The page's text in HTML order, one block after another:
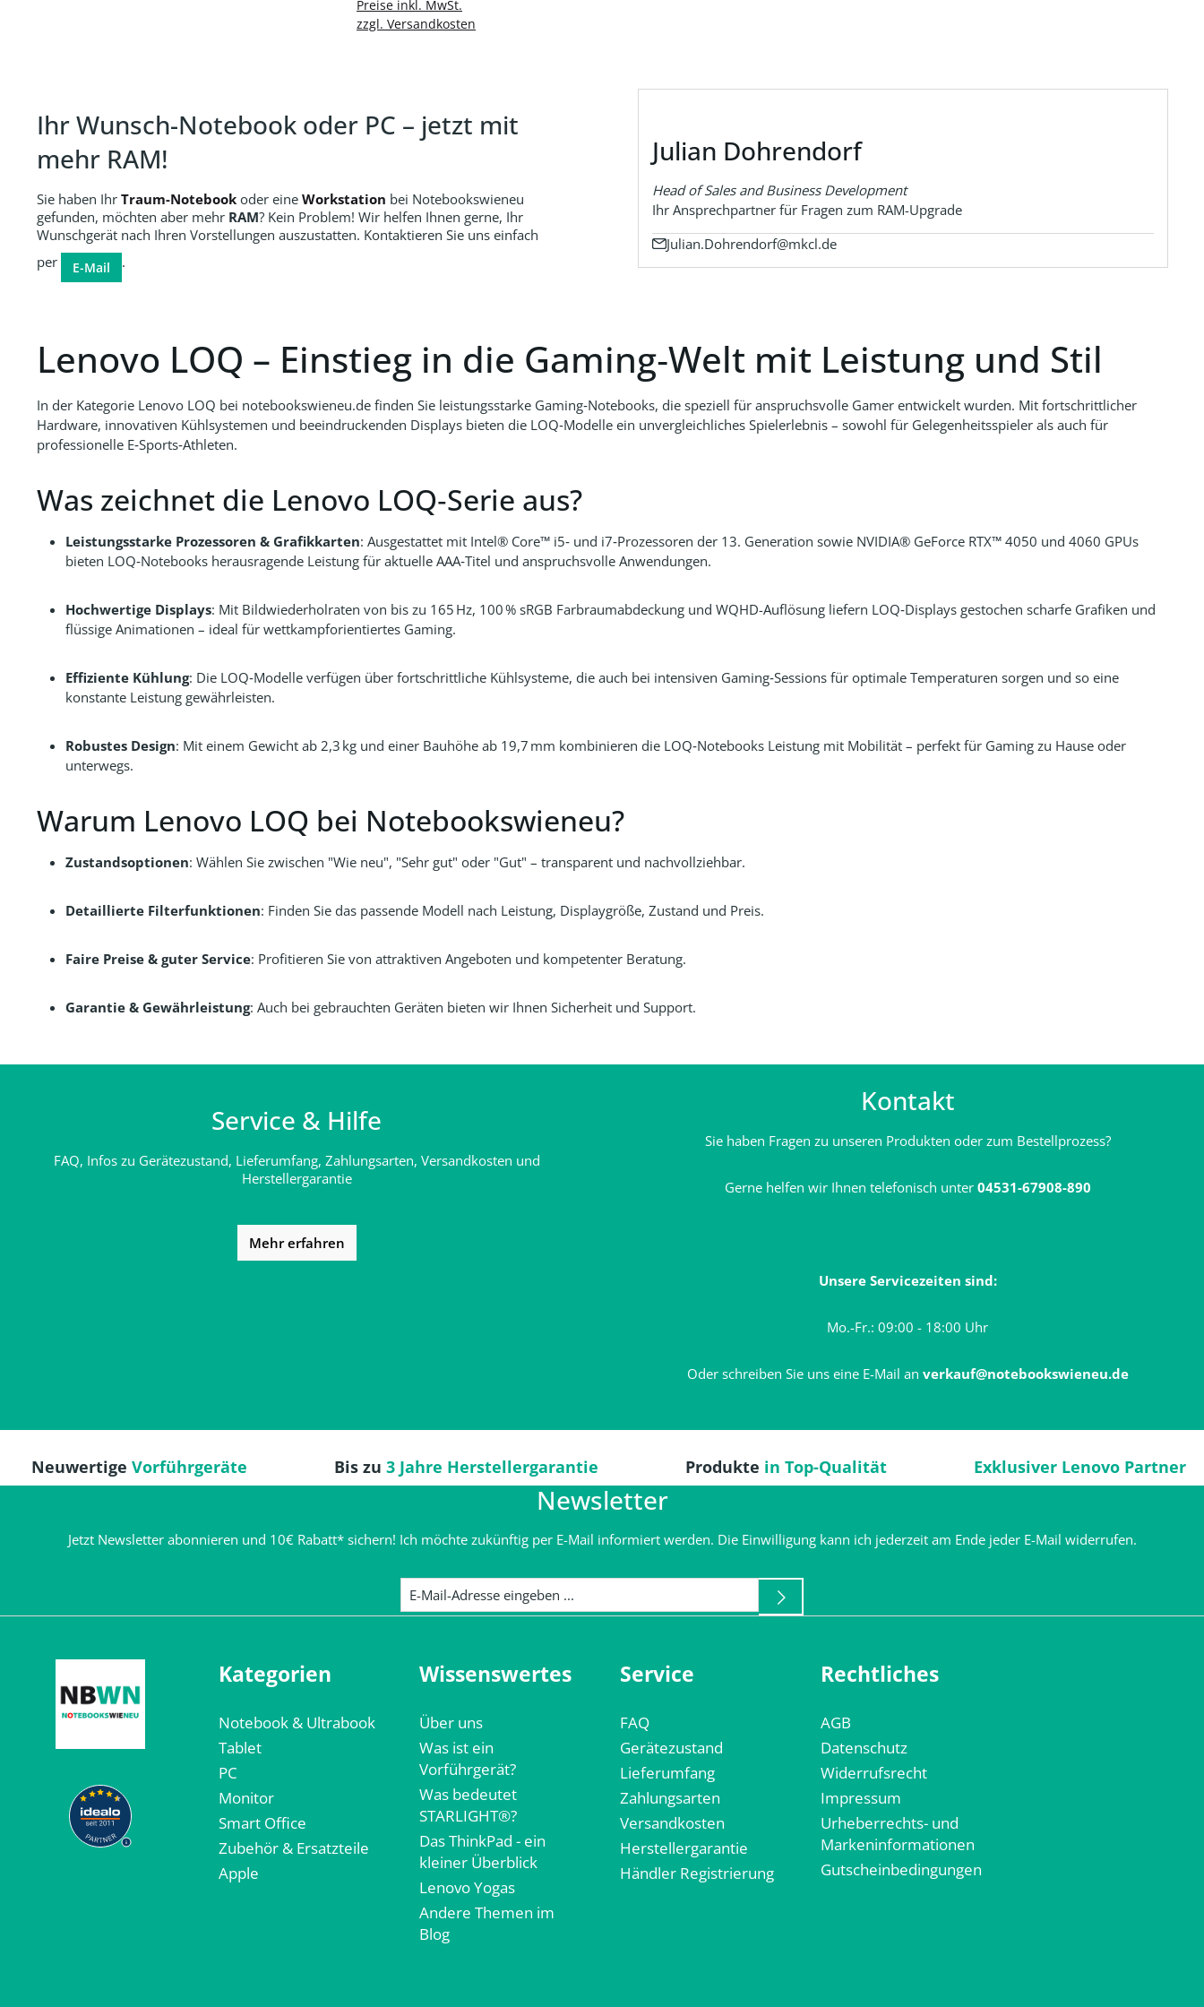
8GB | Webcam |
WLAN:
LED
Hintergrundbeleucht
11 Home 64-BIT
Preise inkl. MwSt.
zzgl. Versandkosten
Ihr Wunsch-Notebook oder PC – jetzt mit
mehr RAM!
Sie haben Ihr Traum-Notebook oder eine Workstation bei Notebookswieneu
gefunden, möchten aber mehr RAM? Kein Problem! Wir helfen Ihnen gerne, Ihr
Wunschgerät nach Ihren Vorstellungen auszustatten. Kontaktieren Sie uns einfach
per
E-Mail .
Julian Dohrendorf
Head of Sales and Business Development
Ihr Ansprechpartner für Fragen zum RAM-Upgrade
Julian.Dohrendorf@mkcl.de
Lenovo LOQ – Einstieg in die Gaming‑Welt mit Leistung und Stil
In der Kategorie Lenovo LOQ bei notebookswieneu.de finden Sie leistungsstarke Gaming‑Notebooks, die speziell für anspruchsvolle Gamer entwickelt wurden. Mit fortschrittlicher
Hardware, innovativen Kühlsystemen und beeindruckenden Displays bieten die LOQ‑Modelle ein unvergleichliches Spielerlebnis – sowohl für Gelegenheitsspieler als auch für
professionelle E‑Sports‑Athleten.
Was zeichnet die Lenovo LOQ‑Serie aus?
Leistungsstarke Prozessoren & Grafikkarten: Ausgestattet mit Intel® Core™ i5‑ und i7‑Prozessoren der 13. Generation sowie NVIDIA® GeForce RTX™ 4050 und 4060 GPUs
bieten LOQ‑Notebooks herausragende Leistung für aktuelle AAA‑Titel und anspruchsvolle Anwendungen.
Hochwertige Displays: Mit Bildwiederholraten von bis zu 165 Hz, 100 % sRGB Farbraumabdeckung und WQHD-Auflösung liefern LOQ‑Displays gestochen scharfe Grafiken und
flüssige Animationen – ideal für wettkampforientiertes Gaming.
Effiziente Kühlung: Die LOQ‑Modelle verfügen über fortschrittliche Kühlsysteme, die auch bei intensiven Gaming‑Sessions für optimale Temperaturen sorgen und so eine
konstante Leistung gewährleisten.
Robustes Design: Mit einem Gewicht ab 2,3 kg und einer Bauhöhe ab 19,7 mm kombinieren die LOQ‑Notebooks Leistung mit Mobilität – perfekt für Gaming zu Hause oder
unterwegs.
Warum Lenovo LOQ bei Notebookswieneu?
Zustandsoptionen: Wählen Sie zwischen "Wie neu", "Sehr gut" oder "Gut" – transparent und nachvollziehbar.
Detaillierte Filterfunktionen: Finden Sie das passende Modell nach Leistung, Displaygröße, Zustand und Preis.
Faire Preise & guter Service: Profitieren Sie von attraktiven Angeboten und kompetenter Beratung.
Garantie & Gewährleistung: Auch bei gebrauchten Geräten bieten wir Ihnen Sicherheit und Support.
Service & Hilfe
FAQ, Infos zu Gerätezustand, Lieferumfang, Zahlungsarten, Versandkosten und
Herstellergarantie
Mehr erfahren
Kontakt
Sie haben Fragen zu unseren Produkten oder zum Bestellprozess?
Gerne helfen wir Ihnen telefonisch unter 04531-67908-890
Unsere Servicezeiten sind:
Mo.-Fr.: 09:00 - 18:00 Uhr
Oder schreiben Sie uns eine E-Mail an verkauf@notebookswieneu.de
Neuwertige Vorführgeräte Bis zu 3 Jahre Herstellergarantie Produkte in Top-Qualität Exklusiver Lenovo Partner
Newsletter
Jetzt Newsletter abonnieren und 10€ Rabatt* sichern! Ich möchte zukünftig per E-Mail informiert werden. Die Einwilligung kann ich jederzeit am Ende jeder E-Mail widerrufen.
Kategorien
Notebook & Ultrabook
Tablet
PC
Monitor
Smart Office
Zubehör & Ersatzteile
Apple
Wissenswertes
Über uns
Was ist ein
Vorführgerät?
Was bedeutet
STARLIGHT®?
Das ThinkPad - ein
kleiner Überblick
Lenovo Yogas
Andere Themen im
Blog
Service
FAQ
Gerätezustand
Lieferumfang
Zahlungsarten
Versandkosten
Herstellergarantie
Händler Registrierung
Rechtliches
AGB
Datenschutz
Widerrufsrecht
Impressum
Urheberrechts- und
Markeninformationen
Gutscheinbedingungen